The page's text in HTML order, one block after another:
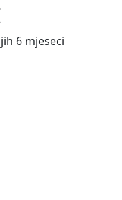
6 mjeseci